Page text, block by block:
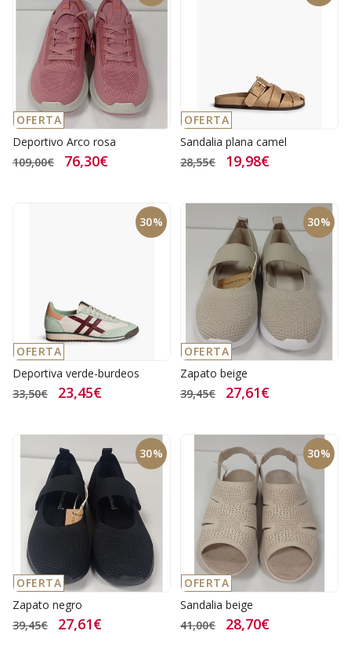
OFERTA
Deportivo Arco rosa
109,00€
76,30€
OFERTA
Sandalia plana camel
28,55€
19,98€
30%
OFERTA
Deportiva verde-burdeos
33,50€
23,45€
30%
OFERTA
Zapato beige
39,45€
27,61€
30%
OFERTA
Zapato negro
39,45€
27,61€
30%
OFERTA
Sandalia beige
41,00€
28,70€